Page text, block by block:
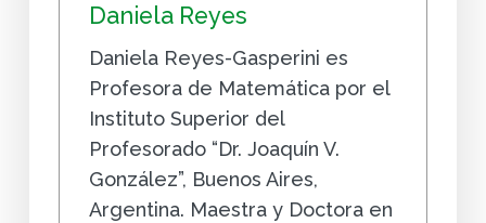
Daniela Reyes
Daniela Reyes-Gasperini es
Profesora de Matemática por el
Instituto Superior del
Profesorado “Dr. Joaquín V.
González”, Buenos Aires,
Argentina. Maestra y Doctora en